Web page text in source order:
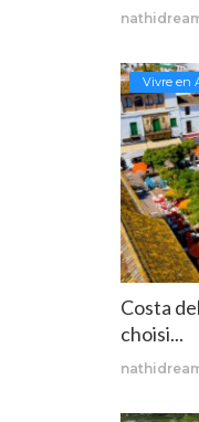
Vivre en
Costa
choisi...